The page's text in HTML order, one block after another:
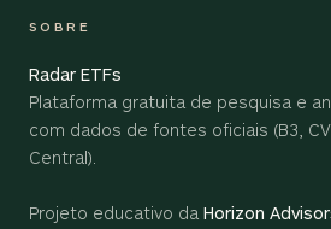
SOBRE
Radar ETFs
Plataforma gratuita de pesquisa e
com dados de fontes oficiais (B3,
Central).
Projeto educativo da Horizon